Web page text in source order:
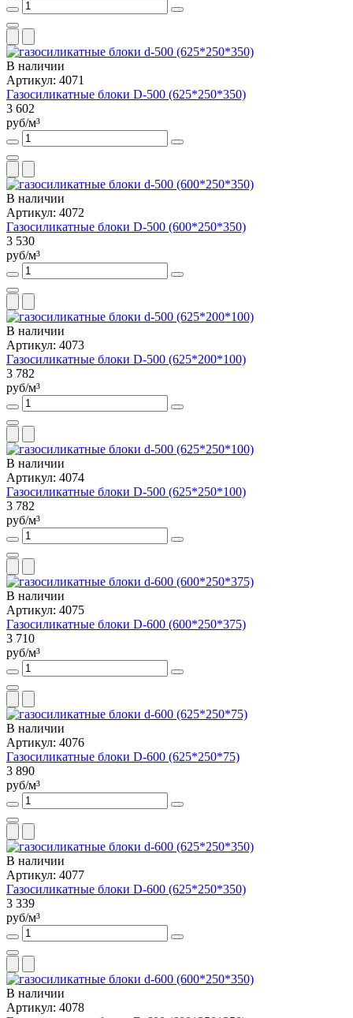
В наличии
Артикул: 4071
Газосиликатные блоки D-500 (625*250*350)
3 602
руб/м³
В наличии
Артикул: 4072
Газосиликатные блоки D-500 (600*250*350)
3 530
руб/м³
В наличии
Артикул: 4073
Газосиликатные блоки D-500 (625*200*100)
3 782
руб/м³
В наличии
Артикул: 4074
Газосиликатные блоки D-500 (625*250*100)
3 782
руб/м³
В наличии
Артикул: 4075
Газосиликатные блоки D-600 (600*250*375)
3 710
руб/м³
В наличии
Артикул: 4076
Газосиликатные блоки D-600 (625*250*75)
3 890
руб/м³
В наличии
Артикул: 4077
Газосиликатные блоки D-600 (625*250*350)
3 339
руб/м³
В наличии
Артикул: 4078